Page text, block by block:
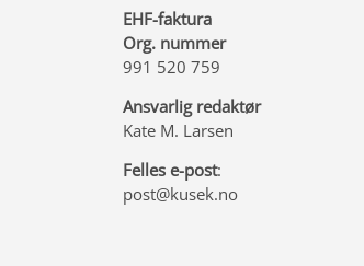
EHF-faktura
Org. nummer
991 520 759
Ansvarlig redaktør
Kate M. Larsen
Felles e-post:
post@kusek.no